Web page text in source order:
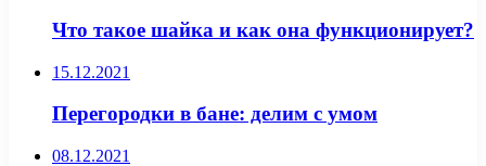
Что такое шайка и как она функционирует?
15.12.2021
Перегородки в бане: делим с умом
08.12.2021